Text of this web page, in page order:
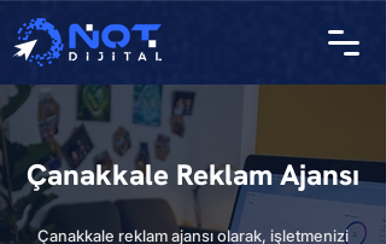
Çanakkale Reklam Ajansı
Çanakkale reklam ajansı olarak, işletmenizi